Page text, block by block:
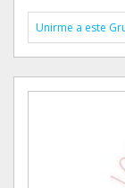
Unirme a este